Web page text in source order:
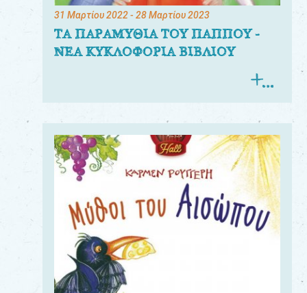
31 Μαρτίου 2022- 28 Μαρτίου 2023
ΤΑ ΠΑΡΑΜΥΘΙΑ ΤΟΥ ΠΑΠΠΟΥ -
ΝΕΑ ΚΥΚΛΟΦΟΡΙΑ ΒΙΒΛΙΟΥ